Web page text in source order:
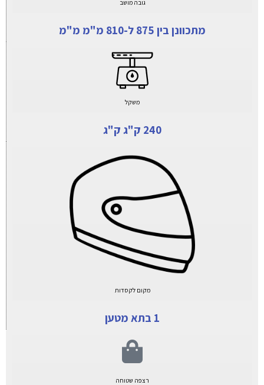
גובה מושב
מתכוונן בין 875 ל-810 מ"מ מ"מ
משקל
240 ק"ג ק"ג
מקום לקסדות
1 בתא מטען
רצפה שטוחה